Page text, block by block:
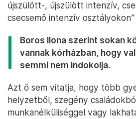
újszülött-, újszülött intenzív,
csecsemő intenzív
Boros Ilona szerint sokan
vannak kórházban, hogy
semmi nem indokolja.
Azt ő sem vitatja, hogy több
helyzetből, szegény
munkanélküliséggel vagy